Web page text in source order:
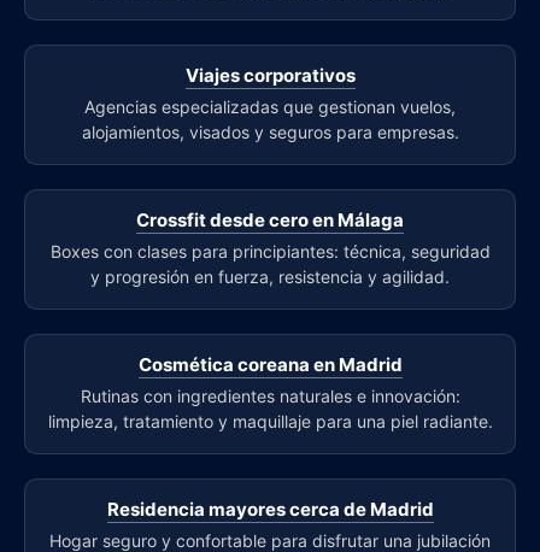
Viajes corporativos
Agencias especializadas que gestionan vuelos,
alojamientos, visados y seguros para empresas.
Crossfit desde cero en Málaga
Boxes con clases para principiantes: técnica, seguridad
y progresión en fuerza, resistencia y agilidad.
Cosmética coreana en Madrid
Rutinas con ingredientes naturales e innovación:
limpieza, tratamiento y maquillaje para una piel radiante.
Residencia mayores cerca de Madrid
Hogar seguro y confortable para disfrutar una jubilación